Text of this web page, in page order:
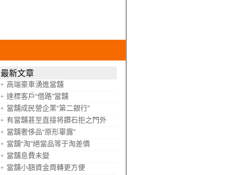
最新文章
高端豪車湧進當舖
達標客戶“借路”當舖
當舖成民營企業“第二銀行”
有當舖甚至直接将鑽石拒之門外
當舖奢侈品“原形畢露”
當舖“淘”絕當品等于淘差價
當舖息費未變
當舖小額資金周轉更方便